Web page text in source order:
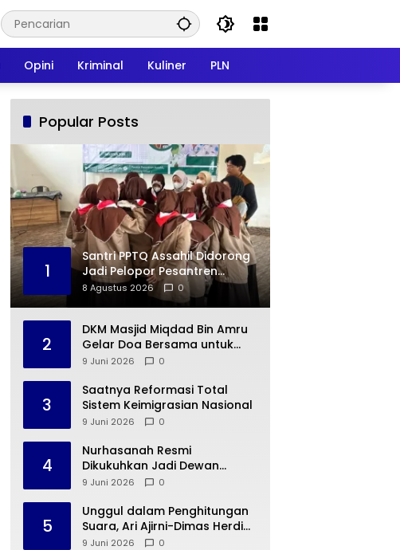
Opini Kriminal Kuliner PLN
Popular Posts
1
Santri PPTQ Assahil Didorong
Jadi Pelopor Pesantren
Ramah Lingkungan
8 Agustus 2026 0
2
DKM Masjid Miqdad Bin Amru
Gelar Doa Bersama untuk
Ade Jona Prasetyo
9 Juni 2026 0
3
Saatnya Reformasi Total
Sistem Keimigrasian Nasional
9 Juni 2026 0
4
Nurhasanah Resmi
Dikukuhkan Jadi Dewan
Penasehat PWP SS Provinsi
9 Juni 2026 0
5
Unggul dalam Penghitungan
Suara, Ari Ajirni-Dimas Herdi
Resmi Nakhodai Hima Elektro
9 Juni 2026 0